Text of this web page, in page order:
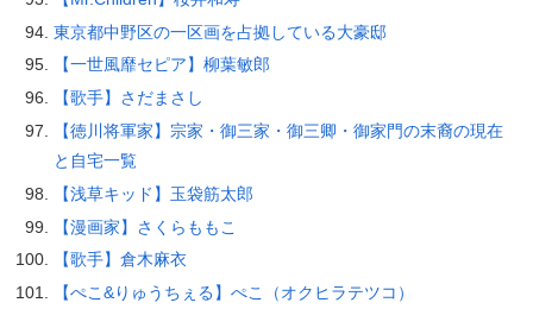
東京都中野区の一区画を占拠している大豪邸
【一世風靡セピア】柳葉敏郎
【歌手】さだまさし
【徳川将軍家】宗家・御三家・御三卿・御家門の末裔の現在
と自宅一覧
【浅草キッド】玉袋筋太郎
【漫画家】さくらももこ
【歌手】倉木麻衣
【ぺこ&りゅうちぇる】ぺこ（オクヒラテツコ）